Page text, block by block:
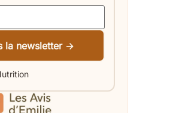
la newsletter →